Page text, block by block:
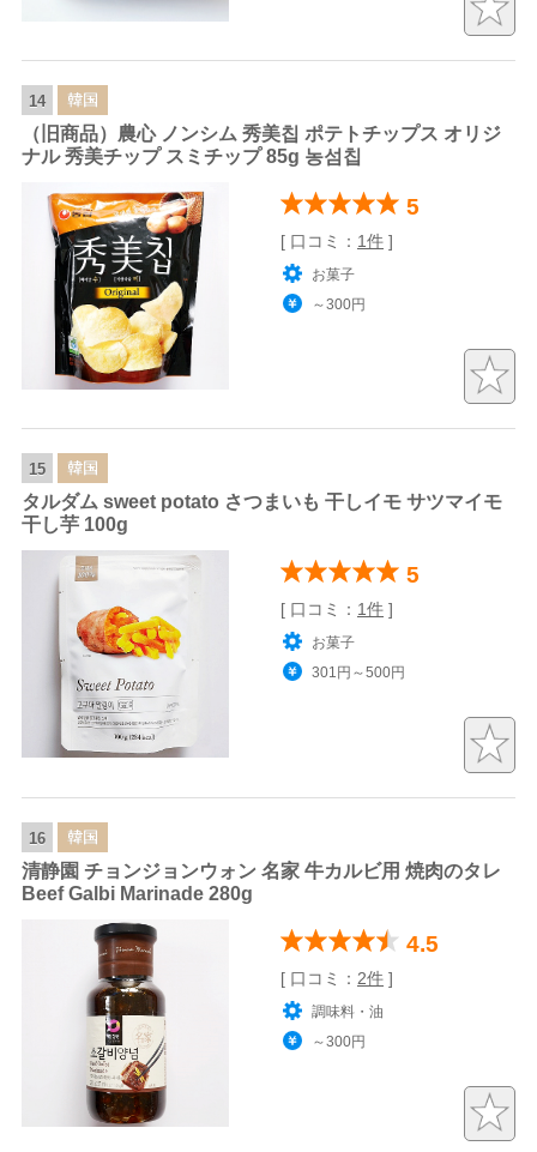
14 韓国
（旧商品）農心 ノンシム 秀美칩 ポテトチップス オリジ
ナル 秀美チップ スミチップ 85g 농섬칩
5
[ 口コミ： 1件 ]
お菓子
～300円
15 韓国
タルダム sweet potato さつまいも 干しイモ サツマイモ
干し芋 100g
5
[ 口コミ： 1件 ]
お菓子
301円～500円
16 韓国
清静園 チョンジョンウォン 名家 牛カルビ用 焼肉のタレ
Beef Galbi Marinade 280g
4.5
[ 口コミ： 2件 ]
調味料・油
～300円